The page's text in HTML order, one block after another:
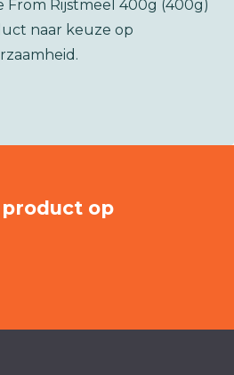
From Rijstmeel 400g (400g)
naar keuze op
op